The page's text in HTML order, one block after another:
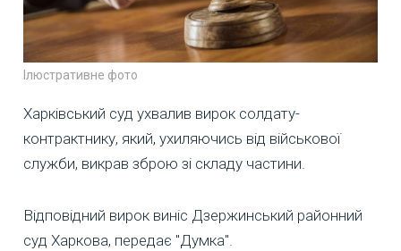
Ілюстративне фото
Харківський суд ухвалив вирок солдату-
контрактнику, який, ухиляючись від військової
служби, викрав зброю зі складу частини.
Відповідний вирок виніс Дзержинський районний
суд Харкова, передає "Думка".